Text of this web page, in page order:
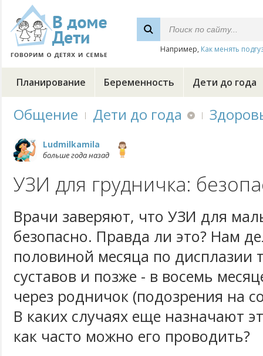
Например, Как менять
Планирование Беременность Дети до года
Общение Дети до года
Ludmilkamila
больше года назад
УЗИ для грудничка:
Врачи заверяют, что УЗИ для
безопасно. Правда ли это? Нам
половиной месяца по дисплазии
суставов и позже - в восемь
через родничок (подозрения на
В каких случаях еще назначают
как часто можно его проводить?